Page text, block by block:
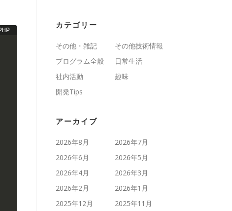
カテゴリー
その他・雑記
その他技術情報
プログラム全般
日常生活
社内活動
趣味
開発Tips
アーカイブ
2026年8月
2026年7月
2026年6月
2026年5月
2026年4月
2026年3月
2026年2月
2026年1月
2025年12月
2025年11月